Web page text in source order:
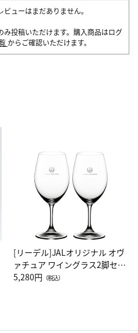
ューはまだありません。
み投稿いただけます。購入商品はログ
からご確認いただけます。
[リーデル]JALオリジナル オヴ
ァチュア ワイングラス2脚セッ
ト（レッドワイン）
5,280円 （税込）